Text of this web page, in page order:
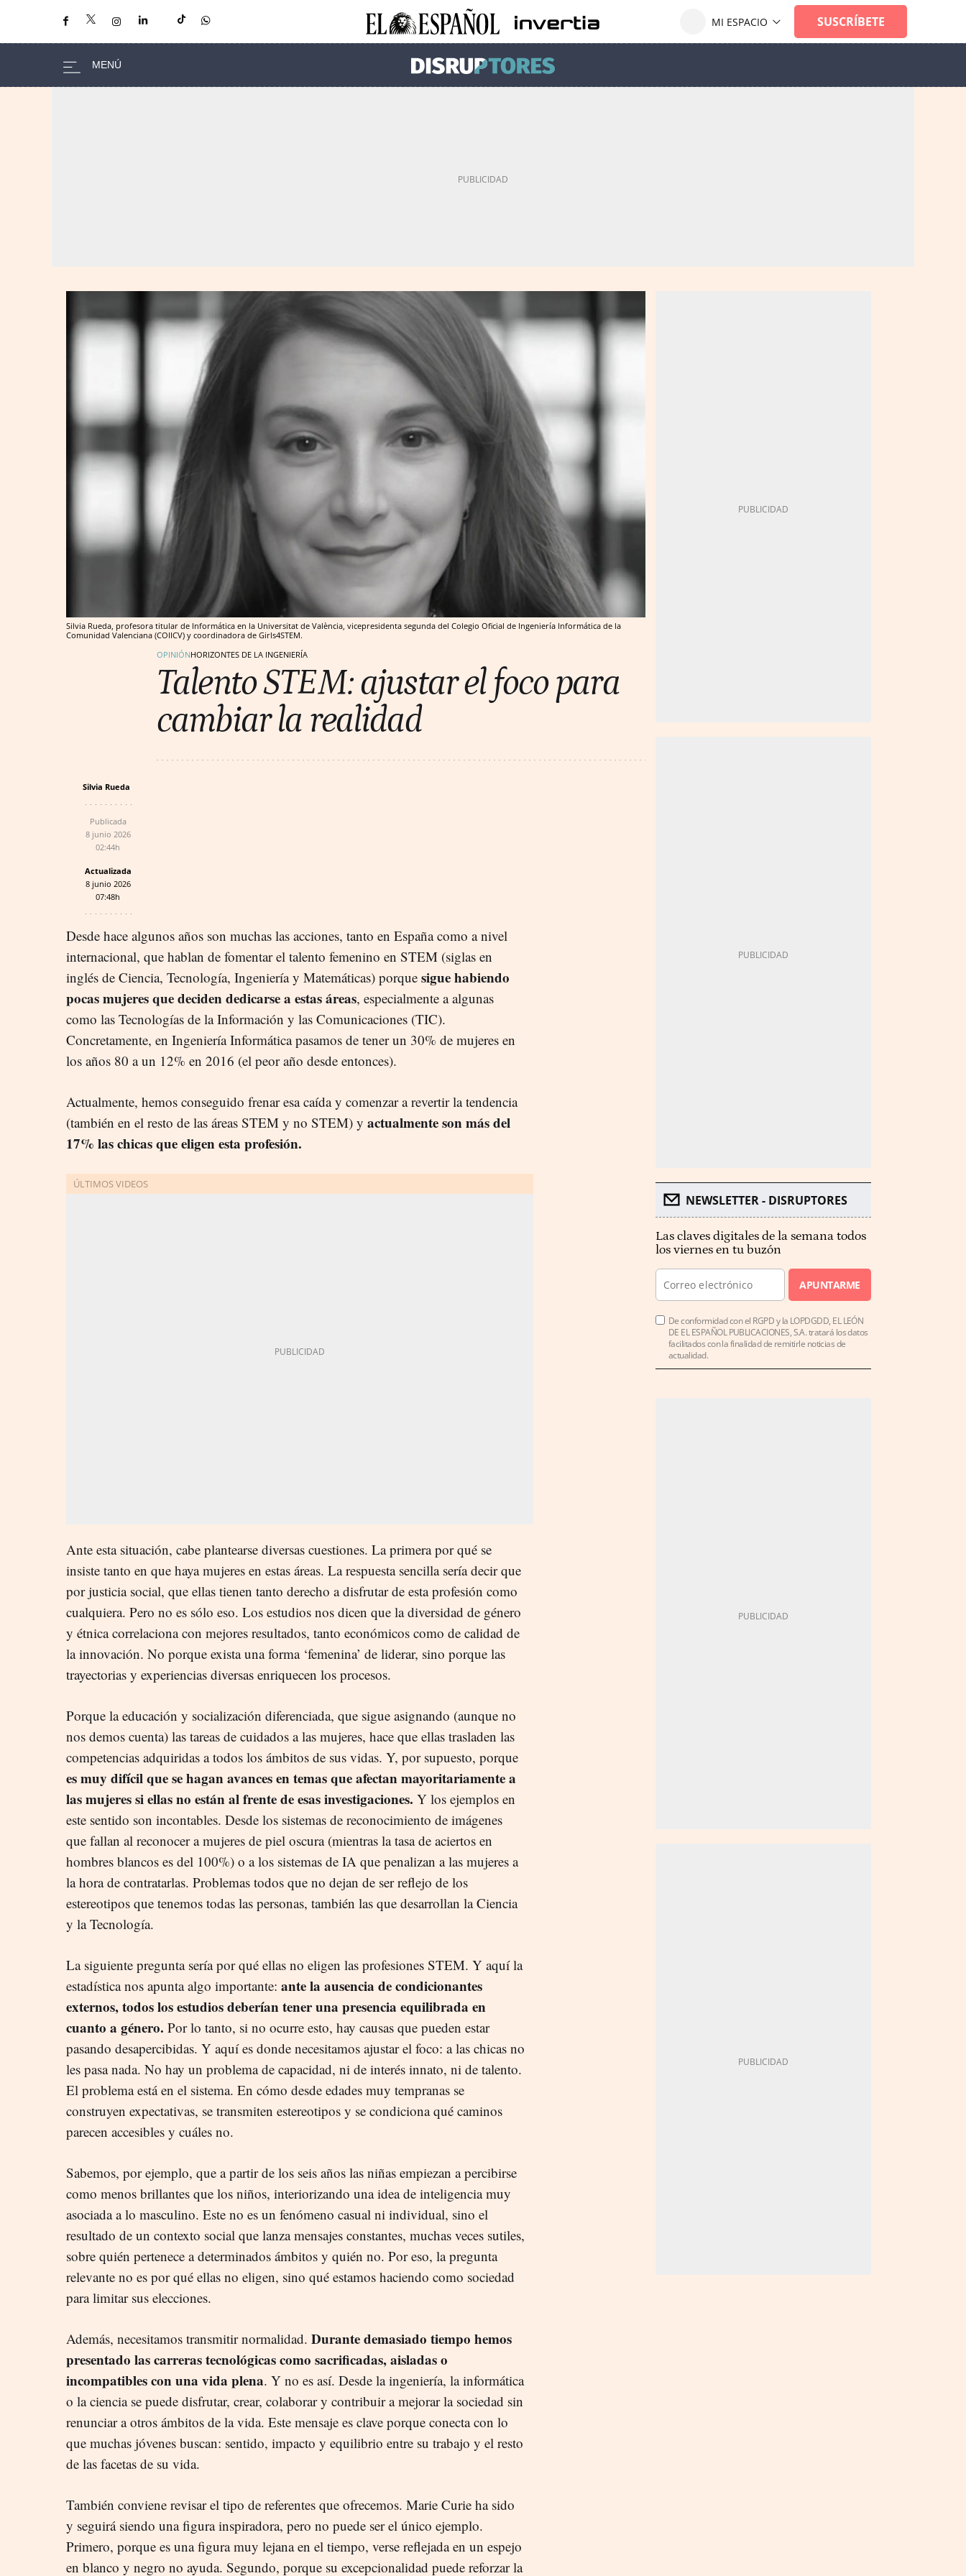
Silvia Rueda, profesora titular de Informática en la Universitat de València, vicepresidenta segunda del Colegio Oficial de Ingeniería Informática de la
Comunidad Valenciana (COIICV) y coordinadora de Girls4STEM.
OPINIÓNHORIZONTES DE LA INGENIERÍA
Talento STEM: ajustar el foco para
cambiar la realidad
Silvia Rueda
Publicada
8 junio 2026
02:44h
Actualizada
8 junio 2026
07:48h
Desde hace algunos años son muchas las acciones, tanto en España como a nivel
internacional, que hablan de fomentar el talento femenino en STEM (siglas en
inglés de Ciencia, Tecnología, Ingeniería y Matemáticas) porque sigue habiendo
pocas mujeres que deciden dedicarse a estas áreas, especialmente a algunas
como las Tecnologías de la Información y las Comunicaciones (TIC).
Concretamente, en Ingeniería Informática pasamos de tener un 30% de mujeres en
los años 80 a un 12% en 2016 (el peor año desde entonces).
Actualmente, hemos conseguido frenar esa caída y comenzar a revertir la tendencia
(también en el resto de las áreas STEM y no STEM) y actualmente son más del
17% las chicas que eligen esta profesión.
Ante esta situación, cabe plantearse diversas cuestiones. La primera por qué se
insiste tanto en que haya mujeres en estas áreas. La respuesta sencilla sería decir que
por justicia social, que ellas tienen tanto derecho a disfrutar de esta profesión como
cualquiera. Pero no es sólo eso. Los estudios nos dicen que la diversidad de género
y étnica correlaciona con mejores resultados, tanto económicos como de calidad de
la innovación. No porque exista una forma ‘femenina’ de liderar, sino porque las
trayectorias y experiencias diversas enriquecen los procesos.
Porque la educación y socialización diferenciada, que sigue asignando (aunque no
nos demos cuenta) las tareas de cuidados a las mujeres, hace que ellas trasladen las
competencias adquiridas a todos los ámbitos de sus vidas. Y, por supuesto, porque
es muy difícil que se hagan avances en temas que afectan mayoritariamente a
las mujeres si ellas no están al frente de esas investigaciones. Y los ejemplos en
este sentido son incontables. Desde los sistemas de reconocimiento de imágenes
que fallan al reconocer a mujeres de piel oscura (mientras la tasa de aciertos en
hombres blancos es del 100%) o a los sistemas de IA que penalizan a las mujeres a
la hora de contratarlas. Problemas todos que no dejan de ser reflejo de los
estereotipos que tenemos todas las personas, también las que desarrollan la Ciencia
y la Tecnología.
La siguiente pregunta sería por qué ellas no eligen las profesiones STEM. Y aquí la
estadística nos apunta algo importante: ante la ausencia de condicionantes
externos, todos los estudios deberían tener una presencia equilibrada en
cuanto a género. Por lo tanto, si no ocurre esto, hay causas que pueden estar
pasando desapercibidas. Y aquí es donde necesitamos ajustar el foco: a las chicas no
les pasa nada. No hay un problema de capacidad, ni de interés innato, ni de talento.
El problema está en el sistema. En cómo desde edades muy tempranas se
construyen expectativas, se transmiten estereotipos y se condiciona qué caminos
parecen accesibles y cuáles no.
Sabemos, por ejemplo, que a partir de los seis años las niñas empiezan a percibirse
como menos brillantes que los niños, interiorizando una idea de inteligencia muy
asociada a lo masculino. Este no es un fenómeno casual ni individual, sino el
resultado de un contexto social que lanza mensajes constantes, muchas veces sutiles,
sobre quién pertenece a determinados ámbitos y quién no. Por eso, la pregunta
relevante no es por qué ellas no eligen, sino qué estamos haciendo como sociedad
para limitar sus elecciones.
Además, necesitamos transmitir normalidad. Durante demasiado tiempo hemos
presentado las carreras tecnológicas como sacrificadas, aisladas o
incompatibles con una vida plena. Y no es así. Desde la ingeniería, la informática
o la ciencia se puede disfrutar, crear, colaborar y contribuir a mejorar la sociedad sin
renunciar a otros ámbitos de la vida. Este mensaje es clave porque conecta con lo
que muchas jóvenes buscan: sentido, impacto y equilibrio entre su trabajo y el resto
de las facetas de su vida.
También conviene revisar el tipo de referentes que ofrecemos. Marie Curie ha sido
y seguirá siendo una figura inspiradora, pero no puede ser el único ejemplo.
Primero, porque es una figura muy lejana en el tiempo, verse reflejada en un espejo
en blanco y negro no ayuda. Segundo, porque su excepcionalidad puede reforzar la
NEWSLETTER - DISRUPTORES
Las claves digitales de la semana todos
los viernes en tu buzón
APUNTARME
De conformidad con el RGPD y la LOPDGDD, EL LEÓN
DE EL ESPAÑOL PUBLICACIONES, S.A. tratará los datos
facilitados con la finalidad de remitirle noticias de
actualidad.